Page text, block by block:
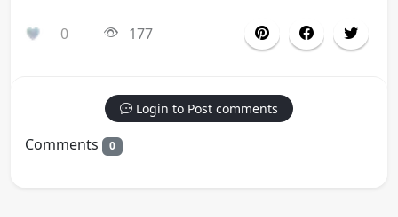
0 177
Login to Post comments
Comments 0